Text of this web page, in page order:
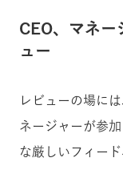
CEO、マネー
ュー
レビューの場に
ネージャーが参
な厳しいフィー